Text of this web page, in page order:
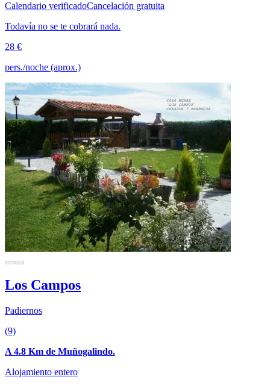
Calendario verificadoCancelación gratuita
Todavía no se te cobrará nada.
28 €
pers./noche (aprox.)
Los Campos
Padiernos
(9)
A 4.8 Km de Muñogalindo.
Alojamiento entero